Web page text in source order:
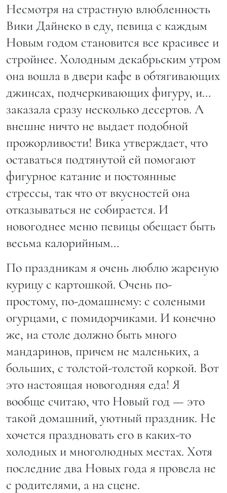
Несмотря на страстную влюбленность
Вики Дайнеко в еду, певица с каждым
Новым годом становится все красивее и
стройнее. Холодным декабрьским утром
она вошла в двери кафе в обтягивающих
джинсах, подчеркивающих фигуру, и…
заказала сразу несколько десертов. А
внешне ничто не выдает подобной
прожорливости! Вика утверждает, что
оставаться подтянутой ей помогают
фигурное катание и постоянные
стрессы, так что от вкусностей она
отказываться не собирается. И
новогоднее меню певицы обещает быть
весьма калорийным…
По праздникам я очень люблю жареную
курицу с картошкой. Очень по-
простому, по-домашнему: с солеными
огурцами, с помидорчиками. И конечно
же, на столе должно быть много
мандаринов, причем не маленьких, а
больших, с толстой-толстой коркой. Вот
это настоящая новогодняя еда! Я
вообще считаю, что Новый год — это
такой домашний, уютный праздник. Не
хочется праздновать его в каких-то
холодных и многолюдных местах. Хотя
последние два Новых года я провела не
с родителями, а на сцене.